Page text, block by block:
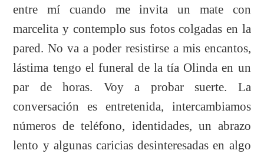
entre mí cuando me invita un mate con
marcelita y contemplo sus fotos colgadas en la
pared. No va a poder resistirse a mis encantos,
lástima tengo el funeral de la tía Olinda en un
par de horas. Voy a probar suerte. La
conversación es entretenida, intercambiamos
números de teléfono, identidades, un abrazo
lento y algunas caricias desinteresadas en algo